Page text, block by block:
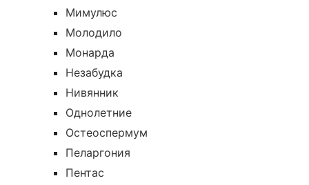
Мимулюс
Молодило
Монарда
Незабудка
Нивянник
Однолетние
Остеоспермум
Пеларгония
Пентас